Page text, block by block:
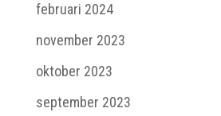
februari 2024
november 2023
oktober 2023
september 2023